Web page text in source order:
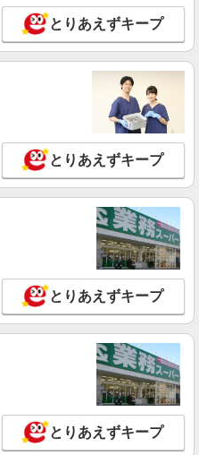
北小金駅▼病院で看護助手▼補
接なし
〜2312円 ＜日払い有/週払い有/交
ン代含む)＞
詳細を見る
ポート担当＊未経験OK！きれ
給240,000〜400,000円 ・基本
220,000円 ・資格手当：10,000〜
当：10,000〜70,000円 ・処遇改
60,000円（勤続年数、保有資格
定残業手当：20,000円（10時
間を超過する場合には超過勤務
支給 ・夜勤手当：10,000円/1回
護基礎研修 ・初任者研修 ・実務
祉士 など
詳細を見る
人ホームでの看護師
とりあえずキープ
とりあえずキープ
とりあえずキープ
とりあえずキープ